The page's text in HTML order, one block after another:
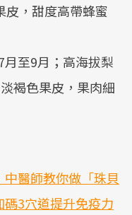
皮，甜度高帶蜂蜜
至9月；高海拔梨
褐色果皮，果肉細
醫師教你做「珠貝
3穴道提升免疫力